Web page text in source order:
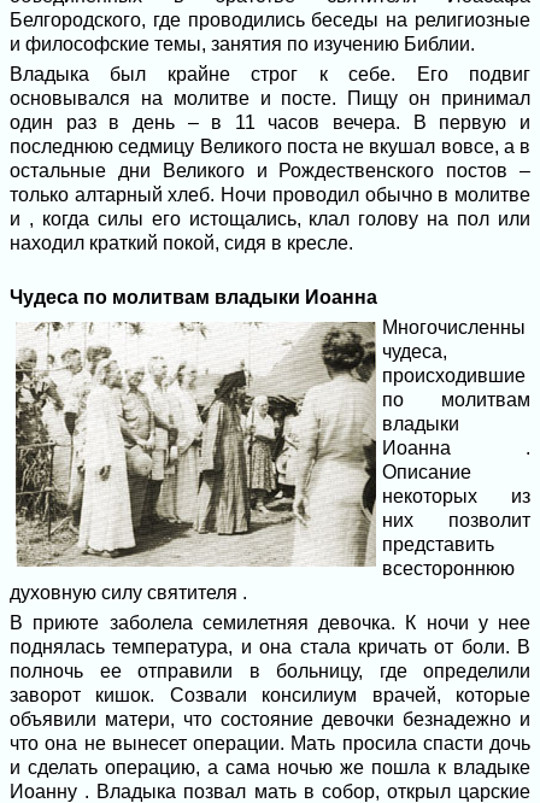
Белгородского, где проводились беседы на религиозные
и философские темы, занятия по изучению Библии.
Владыка был крайне строг к себе. Его подвиг
основывался на молитве и посте. Пищу он принимал
один раз в день – в 11 часов вечера. В первую и
последнюю седмицу Великого поста не вкушал вовсе, а в
остальные дни Великого и Рождественского постов –
только алтарный хлеб. Ночи проводил обычно в молитве
и , когда силы его истощались, клал голову на пол или
находил краткий покой, сидя в кресле.
Чудеса по молитвам владыки Иоанна
Многочисленны
чудеса,
происходившие
по молитвам
владыки
Иоанна .
Описание
некоторых из
них позволит
представить
всестороннюю
духовную силу святителя .
В приюте заболела семилетняя девочка. К ночи у нее
поднялась температура, и она стала кричать от боли. В
полночь ее отправили в больницу, где определили
заворот кишок. Созвали консилиум врачей, которые
объявили матери, что состояние девочки безнадежно и
что она не вынесет операции. Мать просила спасти дочь
и сделать операцию, а сама ночью же пошла к владыке
Иоанну . Владыка позвал мать в собор, открыл царские